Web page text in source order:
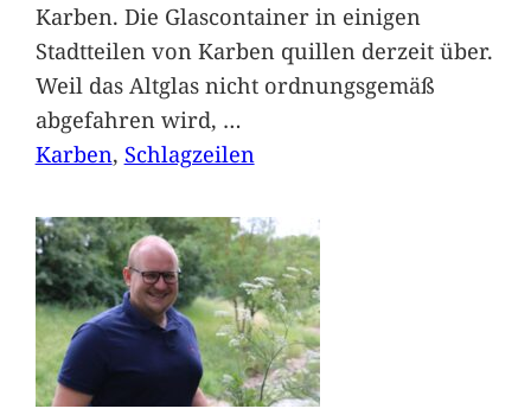
Karben. Die Glascontainer in einigen
Stadtteilen von Karben quillen derzeit über.
Weil das Altglas nicht ordnungsgemäß
abgefahren wird, …
Karben, Schlagzeilen